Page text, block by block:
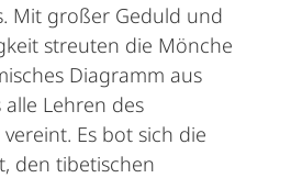
Mit großer Geduld und
streuten die Mönche
Diagramm aus
Lehren des
Es bot sich die
den tibetischen